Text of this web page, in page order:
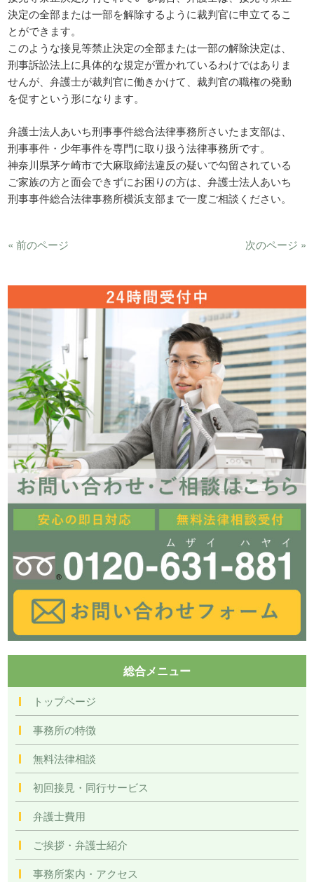
決定の全部または一部を解除するように裁判官に申立てるこ
とができます。
このような接見等禁止決定の全部または一部の解除決定は、
刑事訴訟法上に具体的な規定が置かれているわけではありま
せんが、弁護士が裁判官に働きかけて、裁判官の職権の発動
を促すという形になります。
弁護士法人あいち刑事事件総合法律事務所さいたま支部は、
刑事事件・少年事件を専門に取り扱う法律事務所です。
神奈川県茅ケ崎市で大麻取締法違反の疑いで勾留されている
ご家族の方と面会できずにお困りの方は、弁護士法人あいち
刑事事件総合法律事務所横浜支部まで一度ご相談ください。
« 前のページ 次のページ »
総合メニュー
トップページ
事務所の特徴
無料法律相談
初回接見・同行サービス
弁護士費用
ご挨拶・弁護士紹介
事務所案内・アクセス